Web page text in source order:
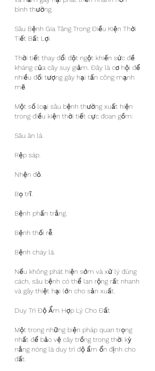
bình thường.
Sâu Bệnh Gia Tăng Trong Điều Kiện Thời
Tiết Bất Lợi
Thời tiết thay đổi đột ngột khiến sức đề
kháng của cây suy giảm. Đây là cơ hội để
nhiều đối tượng gây hại tấn công mạnh
mẽ.
Một số loại sâu bệnh thường xuất hiện
trong điều kiện thời tiết cực đoan gồm:
Sâu ăn lá.
Rệp sáp.
Nhện đỏ.
Bọ trĩ.
Bệnh phấn trắng.
Bệnh thối rễ.
Bệnh cháy lá.
Nếu không phát hiện sớm và xử lý đúng
cách, sâu bệnh có thể lan rộng rất nhanh
và gây thiệt hại lớn cho sản xuất.
Duy Trì Độ Ẩm Hợp Lý Cho Đất
Một trong những biện pháp quan trọng
nhất để bảo vệ cây trồng trong thời kỳ
nắng nóng là duy trì độ ẩm ổn định cho
đất.